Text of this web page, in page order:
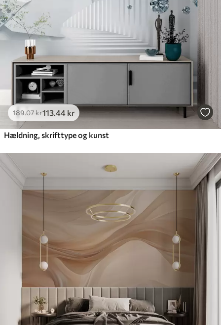
Premium vinyl
516.67310.00kr
Peel and Stick
666.67400.00
189.07kr113 .44 kr
Hældning, skrifttype og kunst